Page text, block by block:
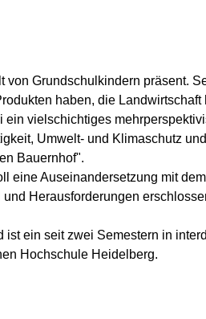
von Grundschulkindern präsent.
haben, die
ein vielschichtiges
Umwelt- und Klimaschutz
Bauernhof".
eine Auseinandersetzung mit
Herausforderungen
ist ein seit zwei Semestern in
Hochschule Heidelberg.